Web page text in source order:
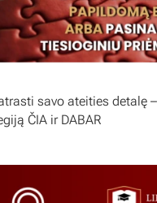
savo ateities detalę
ČIA ir DABAR